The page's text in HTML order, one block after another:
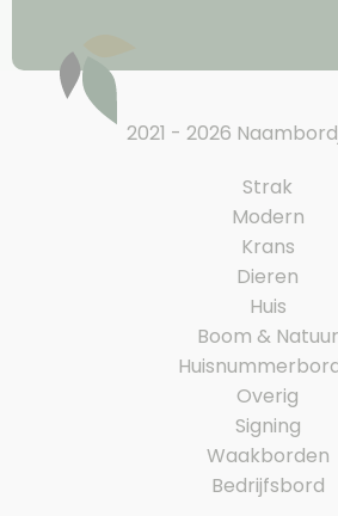
2021 - 2026
Strak
Modern
Krans
Dieren
Huis
Boom & Natuur
Overig
Signing
Waakborden
Bedrijfsbord